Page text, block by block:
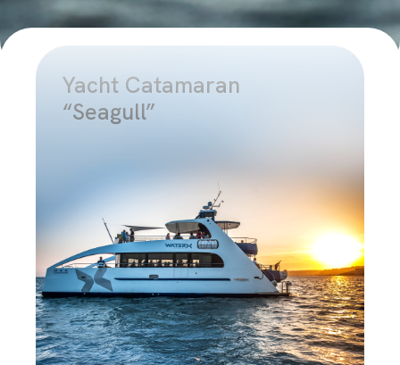
Yacht Catamaran
“Seagull”